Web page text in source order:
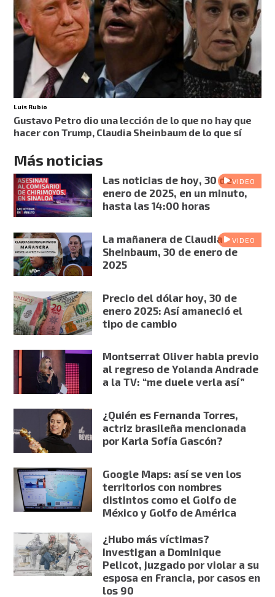
Luis Rubio
Gustavo Petro dio una lección de lo que no hay que
hacer con Trump, Claudia Sheinbaum de lo que sí
Más noticias
VIDEO
Las noticias de hoy, 30 de
enero de 2025, en un minuto,
hasta las 14:00 horas
VIDEO
La mañanera de Claudia
Sheinbaum, 30 de enero de
2025
Precio del dólar hoy, 30 de
enero 2025: Así amaneció el
tipo de cambio
Montserrat Oliver habla previo
al regreso de Yolanda Andrade
a la TV: “me duele verla así”
¿Quién es Fernanda Torres,
actriz brasileña mencionada
por Karla Sofía Gascón?
Google Maps: así se ven los
territorios con nombres
distintos como el Golfo de
México y Golfo de América
¿Hubo más víctimas?
Investigan a Dominique
Pelicot, juzgado por violar a su
esposa en Francia, por casos en
los 90